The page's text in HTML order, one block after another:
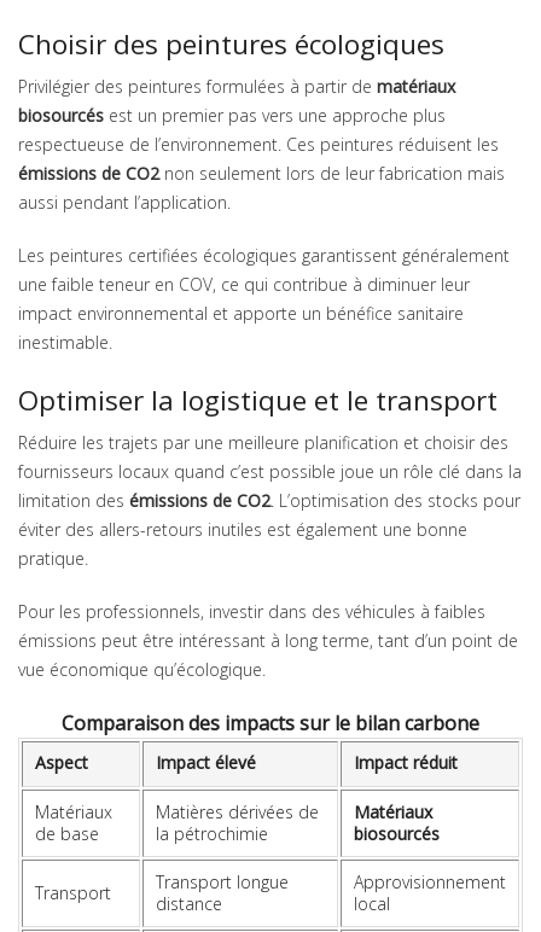
Choisir des peintures écologiques
Privilégier des peintures formulées à partir de matériaux
biosourcés est un premier pas vers une approche plus
respectueuse de l’environnement. Ces peintures réduisent les
émissions de CO2non seulement lors de leur fabrication mais
aussi pendant l’application.
Les peintures certifiées écologiques garantissent généralement
une faible teneur en COV, ce qui contribue à diminuer leur
impact environnemental et apporte un bénéfice sanitaire
inestimable.
Optimiser la logistique et le transport
Réduire les trajets par une meilleure planification et choisir des
fournisseurs locaux quand c’est possible joue un rôle clé dans la
limitation des émissions de CO2. L’optimisation des stocks pour
éviter des allers-retours inutiles est également une bonne
pratique.
Pour les professionnels, investir dans des véhicules à faibles
émissions peut être intéressant à long terme, tant d’un point de
vue économique qu’écologique.
Comparaison des impacts sur le bilan carbone
Aspect Impact élevé Impact réduit
Matériaux
de base
Matières dérivées de
la pétrochimie
Matériaux
biosourcés
Transport
Transport longue
distance
Approvisionnement
local